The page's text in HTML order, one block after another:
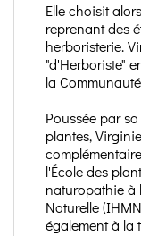
Elle choisit
reprenant des
herboristerie.
"d'Herboriste"
la
Poussée par
plantes,
l'École des
naturopathie à
Naturelle
également à la